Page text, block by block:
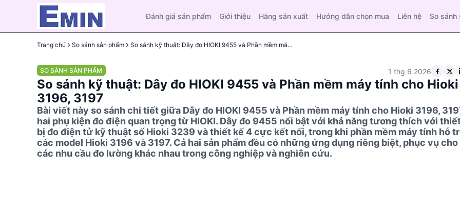
Đánh giá sản phẩm Giới thiệu Hãng sản xuất Hướng dẫn chọn mua Liên hệ So sánh
Trang chủ So sánh sản phẩm So sánh kỹ thuật: Dây đo HIOKI 9455 và Phần mềm máy tính cho Hioki 3196, 3197
SO SÁNH SẢN PHẨM 1 thg 6 2026
So sánh kỹ thuật: Dây đo HIOKI 9455 và Phần mềm máy tính cho Hioki
3196, 3197
Bài viết này so sánh chi tiết giữa Dây đo HIOKI 9455 và Phần mềm máy tính cho Hioki 3196,
hai phụ kiện đo điện quan trọng từ HIOKI. Dây đo 9455 nổi bật với khả năng tương thích với
bị đo điện tử kỹ thuật số Hioki 3239 và thiết kế 4 cực kết nối, trong khi phần mềm máy tính hỗ
các model Hioki 3196 và 3197. Cả hai sản phẩm đều có những ứng dụng riêng biệt, phục vụ cho
các nhu cầu đo lường khác nhau trong công nghiệp và nghiên cứu.